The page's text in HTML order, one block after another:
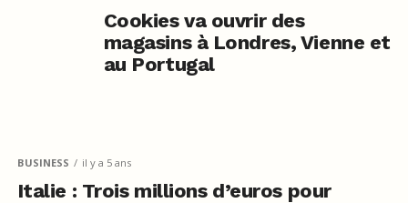
Cookies va ouvrir des
magasins à Londres, Vienne et
au Portugal
BUSINESS il y a 5 ans
Italie : Trois millions d’euros pour